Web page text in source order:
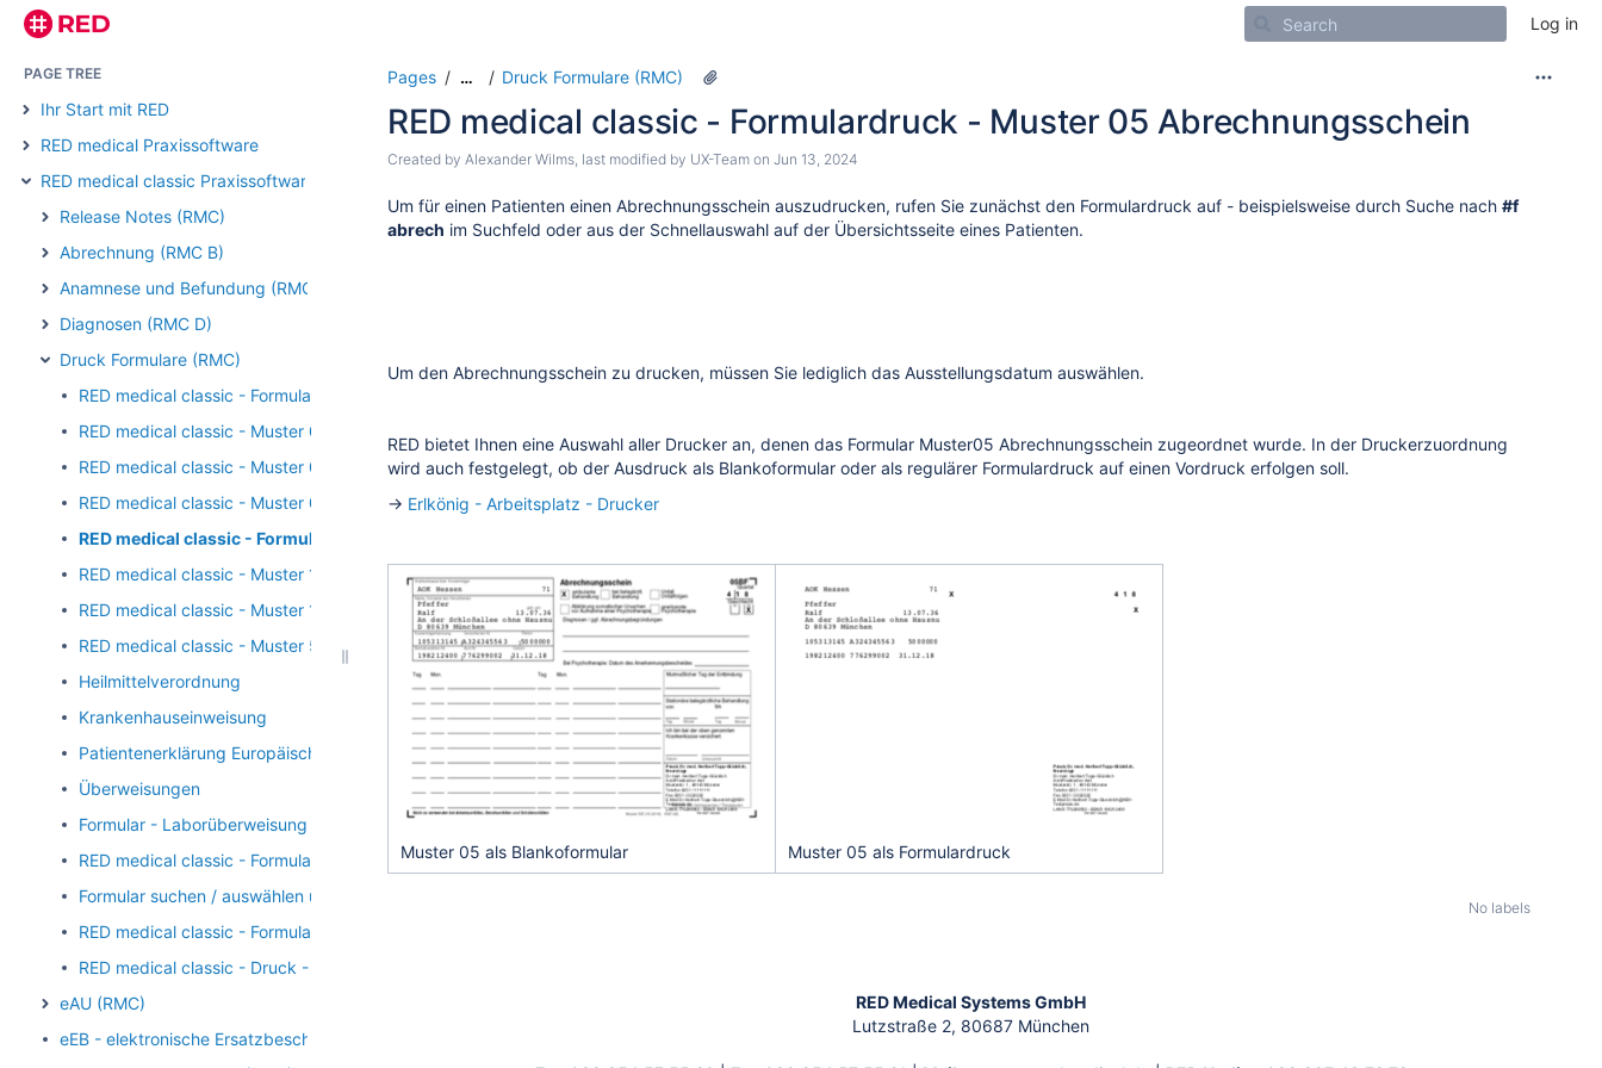
Log in
PAGE TREE
Ihr Start mit RED
RED medical Praxissoftware
RED medical classic Praxissoftware
Release Notes (RMC)
Abrechnung (RMC B)
Anamnese und Befundung (RMC)
Diagnosen (RMC D)
Druck Formulare (RMC)
RED medical classic - Formulardruck - Muster 00 Adresskopf
RED medical classic - Muster 01 Arbeitsunfähigkeitsbescheinigung
RED medical classic - Muster 01 PTV Antrag auf Psychotherapie
RED medical classic - Muster 04 - Verordnung Krankenbeförderung
RED medical classic - Formulardruck - Muster 05 Abrechnungsschein
RED medical classic - Muster 16 Hilfsmittelrezept
RED medical classic - Muster 19 - Notfall-/Vertretungsschein
RED medical classic - Muster 55 Chronikerbescheinigung
Heilmittelverordnung
Krankenhauseinweisung
Patientenerklärung Europäische Krankenversicherung
Überweisungen
Formular - Laborüberweisung
RED medical classic - Formulardruck - Druckeinstellungen
Formular suchen / auswählen und erfassen
RED medical classic - Formulare weiter bearbeiten
RED medical classic - Druck - Standarddruck PDF
eAU (RMC)
eEB - elektronische Ersatzbescheinigung (RMC)
Pages … Druck Formulare (RMC)
RED medical classic - Formulardruck - Muster 05 Abrechnungsschein
Created by Alexander Wilms, last modified by UX-Team on Jun 13, 2024
Um für einen Patienten einen Abrechnungsschein auszudrucken, rufen Sie zunächst den Formulardruck auf - beispielsweise durch Suche nach #f
abrech im Suchfeld oder aus der Schnellauswahl auf der Übersichtsseite eines Patienten.
Um den Abrechnungsschein zu drucken, müssen Sie lediglich das Ausstellungsdatum auswählen.
RED bietet Ihnen eine Auswahl aller Drucker an, denen das Formular Muster05 Abrechnungsschein zugeordnet wurde. In der Druckerzuordnung
wird auch festgelegt, ob der Ausdruck als Blankoformular oder als regulärer Formulardruck auf einen Vordruck erfolgen soll.
→ Erlkönig - Arbeitsplatz - Drucker
Muster 05 als Blankoformular Muster 05 als Formulardruck
No labels
RED Medical Systems GmbH
Lutzstraße 2, 80687 München